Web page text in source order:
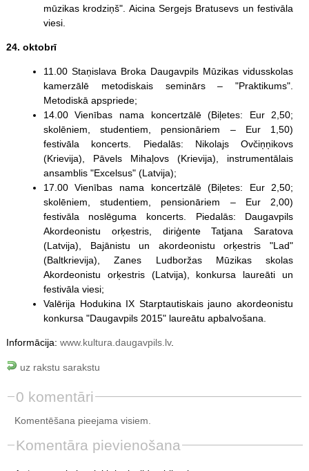
mūzikas krodziņš". Aicina Sergejs Bratusevs un festivāla
viesi.
24. oktobrī
11.00 Staņislava Broka Daugavpils Mūzikas vidusskolas
kamerzālē metodiskais seminārs – "Praktikums".
Metodiskā apspriede;
14.00 Vienības nama koncertzālē (Biļetes: Eur 2,50;
skolēniem, studentiem, pensionāriem – Eur 1,50)
festivāla koncerts. Piedalās: Nikolajs Ovčiņņikovs
(Krievija), Pāvels Mihaļovs (Krievija), instrumentālais
ansamblis "Excelsus" (Latvija);
17.00 Vienības nama koncertzālē (Biļetes: Eur 2,50;
skolēniem, studentiem, pensionāriem – Eur 2,00)
festivāla noslēguma koncerts. Piedalās: Daugavpils
Akordeonistu orķestris, diriģente Tatjana Saratova
(Latvija), Bajānistu un akordeonistu orķestris "Lad"
(Baltkrievija), Zanes Ludboržas Mūzikas skolas
Akordeonistu orķestris (Latvija), konkursa laureāti un
festivāla viesi;
Valērija Hodukina IX Starptautiskais jauno akordeonistu
konkursa "Daugavpils 2015" laureātu apbalvošana.
Informācija: www.kultura.daugavpils.lv.
uz rakstu sarakstu
0 komentāri
Komentēšana pieejama visiem.
Komentāra pievienošana